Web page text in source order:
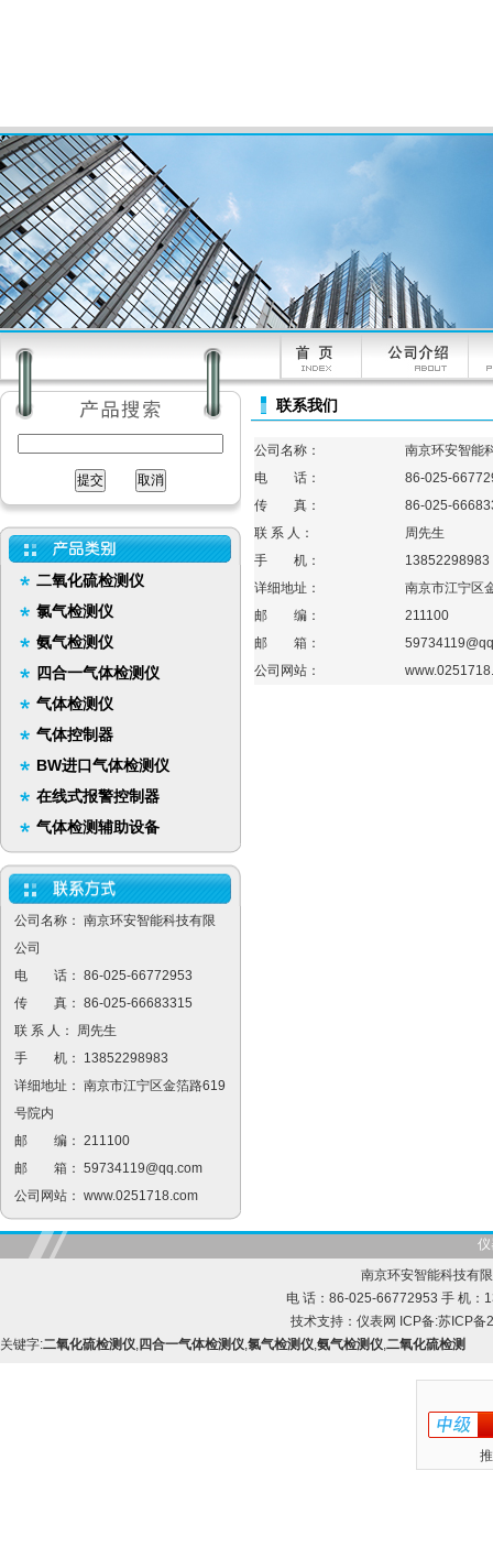
二氧化硫检测仪
氯气检测仪
氨气检测仪
四合一气体检测仪
气体检测仪
气体控制器
BW进口气体检测仪
在线式报警控制器
气体检测辅助设备
公司名称： 南京环安智能科技有限
公司
电 话： 86-025-66772953
传 真： 86-025-66683315
联 系 人： 周先生
手 机： 13852298983
详细地址： 南京市江宁区金箔路619
号院内
邮 编： 211100
邮 箱： 59734119@qq.com
公司网站： www.0251718.com
联系我们
公司名称：
南京环安智能
电 话：
86-025-
传 真：
86-025-
联 系 人：
周先生
手 机：
13852298983
详细地址：
南京市江宁区
邮 编：
211100
邮 箱：
公司网站：
南京环安智能科技有
电 话：86-025-66772953 手 机：
技术支持： 仪表网 ICP备:苏ICP备
关键字:二氧化硫检测仪,四合一气体检测仪,氯气检测仪,氨气检测仪,二氧化硫检测